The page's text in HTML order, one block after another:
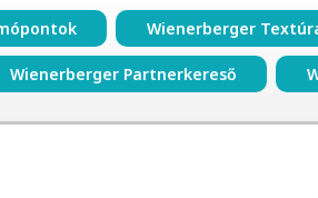
Wienerberger
Wienerberger Partnerkereső